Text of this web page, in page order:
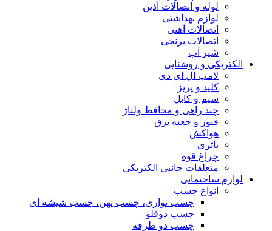
لوله و اتصالات آذین
لوازم بهداشتی
اتصالات آهنی
اتصالات برنجی
شیر آب
الکتریکی و روشنایی
لامپ ال ای دی
کلید و پریز
سیم و کابل
چند راهی و محافظ ولتاژ
فیوز و جعبه برق
هواکش
باتری
چراغ قوه
متعلقات جانبی الکتریکی
لوازم ساختمانی
انواع چسب
چسب نواری، چسب پهن، چسب شیشه ای
چسب دوقلو
چسب دو طرفه